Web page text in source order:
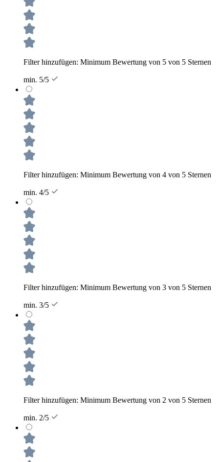
Filter hinzufügen: Minimum Bewertung von 5 von 5 Sternen
min. 5/5
Filter hinzufügen: Minimum Bewertung von 4 von 5 Sternen
min. 4/5
Filter hinzufügen: Minimum Bewertung von 3 von 5 Sternen
min. 3/5
Filter hinzufügen: Minimum Bewertung von 2 von 5 Sternen
min. 2/5